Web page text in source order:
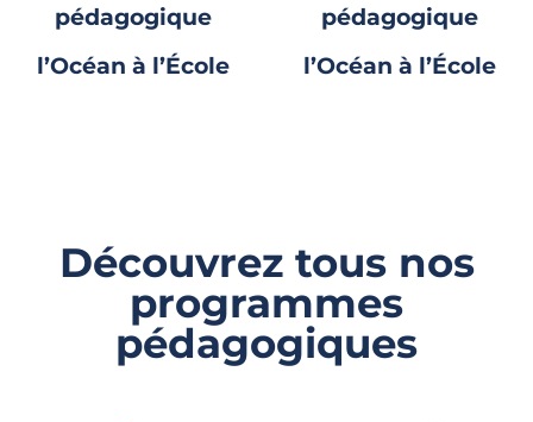
pédagogique
l’Océan à l’École
pédagogique
l’Océan à l’École
Découvrez tous nos
programmes
pédagogiques